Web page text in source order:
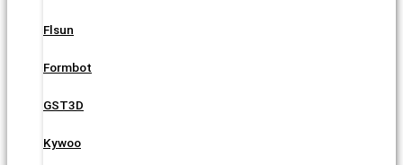
Flsun
Formbot
GST3D
Kywoo